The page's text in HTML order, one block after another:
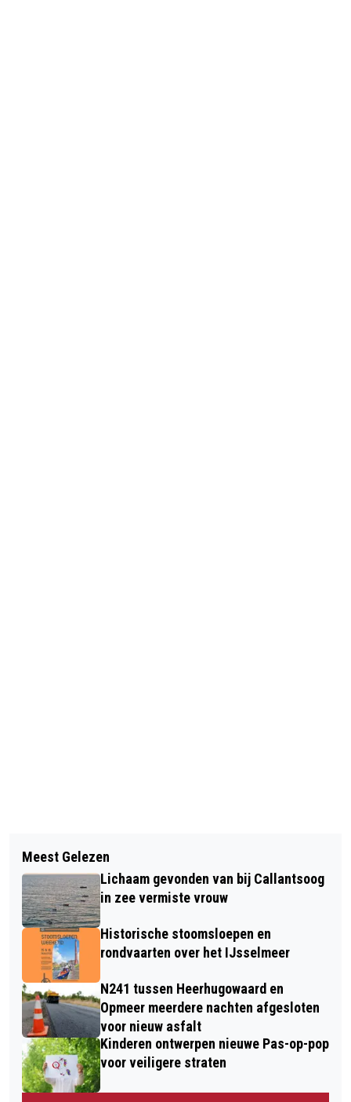
SAMEN WANDELEN OM STIL TE
STAAN BIJ SUÏCIDE TIJDENS WALK
INTO THE LIGHT
VROUW NA ZOEKACTIE VAN VIER UUR
LEVEND UIT HET WATER GEHAALD IN
HEERHUGOWAARD
Meest Gelezen
Lichaam gevonden van bij Callantsoog
in zee vermiste vrouw
Historische stoomsloepen en
rondvaarten over het IJsselmeer
N241 tussen Heerhugowaard en
Opmeer meerdere nachten afgesloten
voor nieuw asfalt
Kinderen ontwerpen nieuwe Pas-op-pop
voor veiligere straten